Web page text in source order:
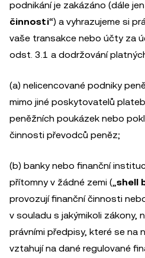
podnikání je zakázáno (dále jen
činnosti“) a vyhrazujeme si
vaše transakce nebo účty za
odst. 3.1 a dodržování
(a) nelicencované podniky
mimo jiné poskytovatelů
peněžních poukázek nebo
činnosti převodců peněz;
(b) banky nebo finanční
přítomny v žádné zemi („shell
provozují finanční činnosti
v souladu s jakýmikoli zákony,
právními předpisy, které se na
vztahují na dané regulované